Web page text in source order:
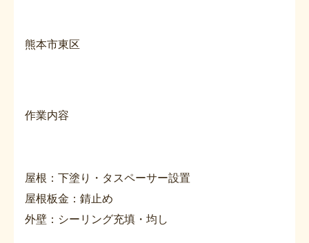
熊本市東区
作業内容
屋根：下塗り・タスペーサー設置
屋根板金：錆止め
外壁：シーリング充填・均し